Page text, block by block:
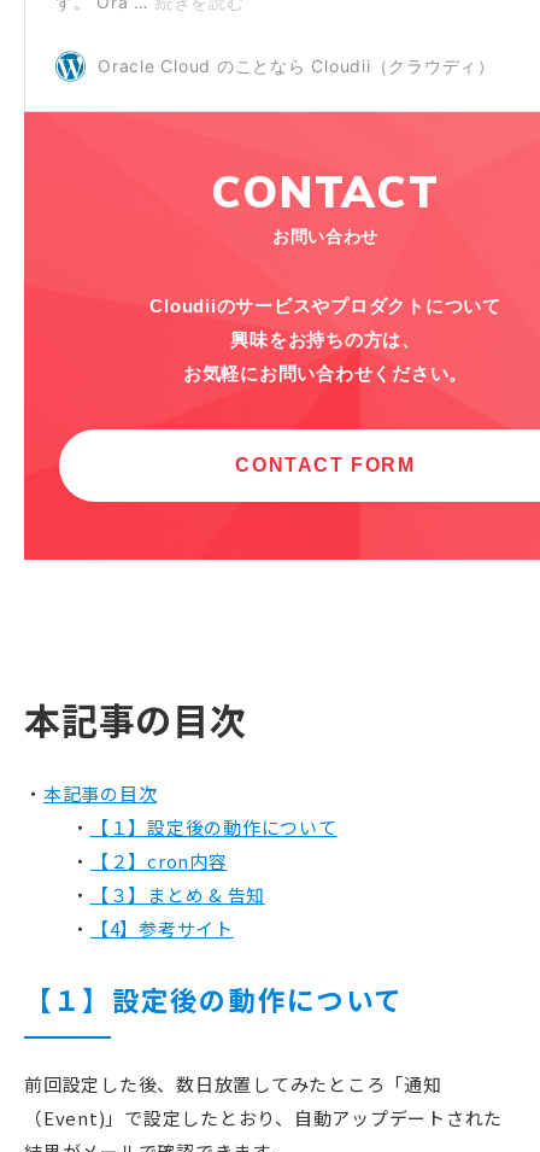
本記事の目次
本記事の目次
【１】設定後の動作について
【２】cron内容
【３】まとめ & 告知
【4】参考サイト
【１】設定後の動作について
前回設定した後、数日放置してみたところ「通知
（Event)」で設定したとおり、自動アップデートされた